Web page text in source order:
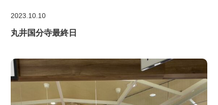
2023.10.10
丸井国分寺最終日